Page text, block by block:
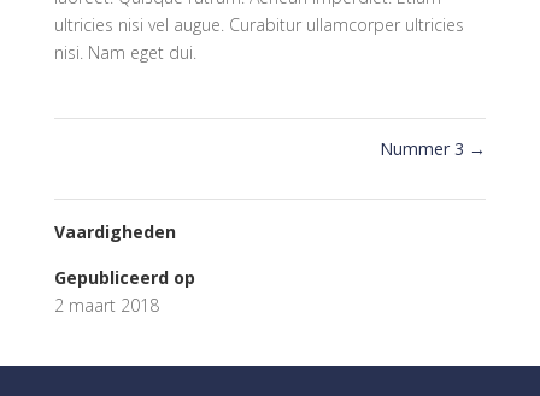
ultricies nisi vel augue. Curabitur ullamcorper ultricies
nisi. Nam eget dui.
Nummer 3 →
Vaardigheden
Gepubliceerd op
2 maart 2018